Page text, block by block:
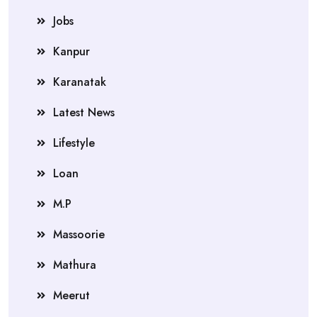
Jobs
Kanpur
Karanatak
Latest News
Lifestyle
Loan
M.P
Massoorie
Mathura
Meerut